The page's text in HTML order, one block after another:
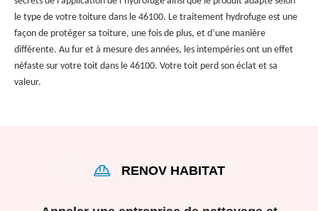
le type de votre toiture dans le 46100. Le traitement hydrofuge est une
façon de protéger sa toiture, une fois de plus, et d’une manière
différente. Au fur et à mesure des années, les intempéries ont un effet
néfaste sur votre toit dans le 46100. Votre toit perd son éclat et sa
valeur.
RENOV HABITAT